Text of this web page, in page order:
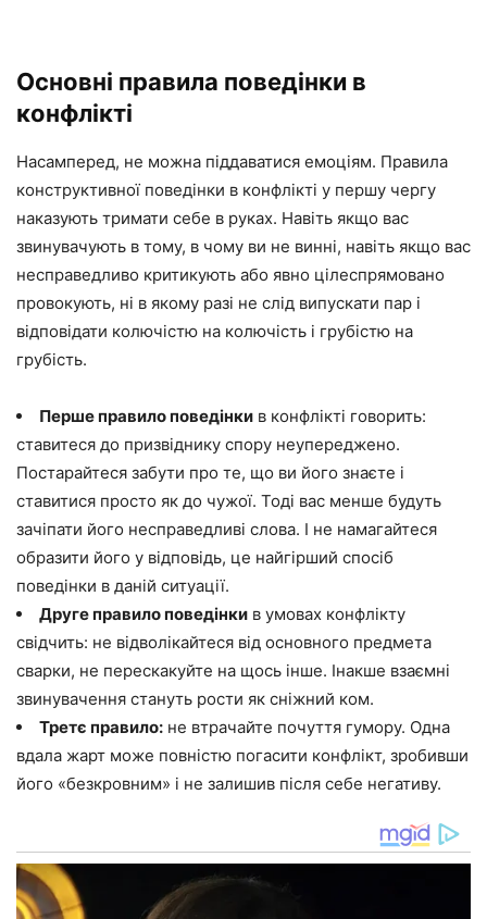
Основні правила поведінки в
конфлікті
Насамперед, не можна піддаватися емоціям. Правила
конструктивної поведінки в конфлікті у першу чергу
наказують тримати себе в руках. Навіть якщо вас
звинувачують в тому, в чому ви не винні, навіть якщо вас
несправедливо критикують або явно цілеспрямовано
провокують, ні в якому разі не слід випускати пар і
відповідати колючістю на колючість і грубістю на
грубість.
Перше правило поведінки в конфлікті говорить:
ставитеся до призвіднику спору неупереджено.
Постарайтеся забути про те, що ви його знаєте і
ставитися просто як до чужої. Тоді вас менше будуть
зачіпати його несправедливі слова. І не намагайтеся
образити його у відповідь, це найгірший спосіб
поведінки в даній ситуації.
Друге правило поведінки в умовах конфлікту
свідчить: не відволікайтеся від основного предмета
сварки, не перескакуйте на щось інше. Інакше взаємні
звинувачення стануть рости як сніжний ком.
Третє правило: не втрачайте почуття гумору. Одна
вдала жарт може повністю погасити конфлікт, зробивши
його «безкровним» і не залишив після себе негативу.